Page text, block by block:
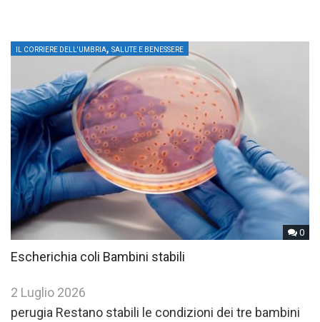
0
IL CORRIERE DELL'UMBRIA, SALUTE E BENESSERE
Escherichia coli Bambini stabili
2 Luglio 2026
perugia Restano stabili le condizioni dei tre bambini